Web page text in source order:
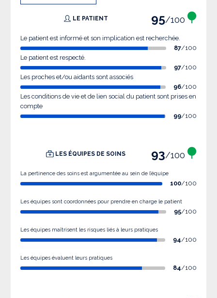
LE PATIENT 95/100
Le patient est informé et son implication est recherchée.
87/100
Le patient est respecté.
97/100
Les proches et/ou aidants sont associés
96/100
Les conditions de vie et de lien social du patient sont prises en
compte
99/100
LES ÉQUIPES DE SOINS 93/100
La pertinence des soins est argumentée au sein de l’équipe
100/100
Les équipes sont coordonnées pour prendre en charge le patient
95/100
Les équipes maîtrisent les risques liés à leurs pratiques
94/100
Les équipes évaluent leurs pratiques
84/100